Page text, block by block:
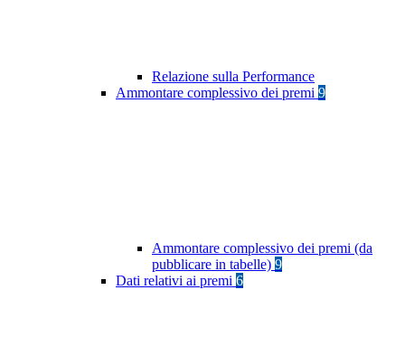
Relazione sulla Performance
Ammontare complessivo dei premi 9
Ammontare complessivo dei premi (da
pubblicare in tabelle) 9
Dati relativi ai premi 6